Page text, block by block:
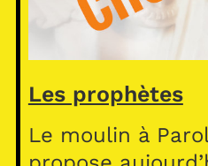
Les prophètes
Le moulin à